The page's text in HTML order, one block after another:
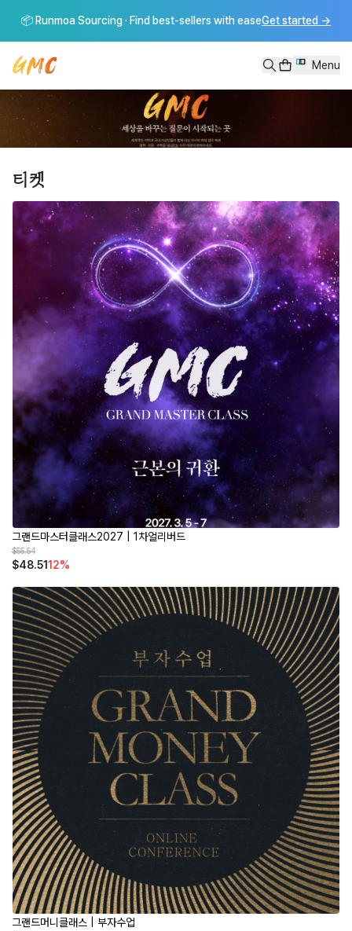
세상을 바꾸는 이야기를 나누는 그랜드마스터클래스.
Pretendard
Pretendard
티켓
직접 선택한 항목
그랜드마스터클래스2027 | 1차얼리버드
러브앤피스페스티벌 | Love and Peace Festival
콘텐츠
직접 선택한 항목
그랜드마스터클럽
콘텐츠
멤버십 전용 항목
[GMC풀강연] 미래의 시민은 왜 페미니스트여야 하는가 - 이다혜, 위근
[GMC풀강연] 자연은 무엇을 말하고 있는가? - 김용택 시인
[GMC풀강연] 인간과 자연은 공생할 수 있는가 - 최재천 교수
[GMC풀강연] 50대의 자화상을 그려보자 - 김형석 교수
상품 더보기
/membership-price
📦 Runmoa Sourcing · Find best-sellers with easeGet started →
Menu
티켓
그랜드마스터클래스2027 | 1차얼리버드
$55.54
$48.5112%
그랜드머니클래스 | 부자수업